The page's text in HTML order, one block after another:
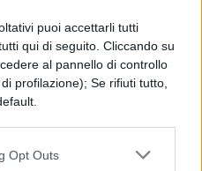
puoi accettarli tutti
qui di seguito. Cliccando su
al pannello di controllo
profilazione); Se rifiuti tutto,
Opt Outs